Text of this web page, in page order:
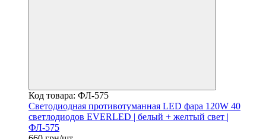
Код товара: ФЛ-575
Светодиодная противотуманная LED фара 120W 40
светлодиодов EVERLED | белый + желтый свет |
ФЛ-575